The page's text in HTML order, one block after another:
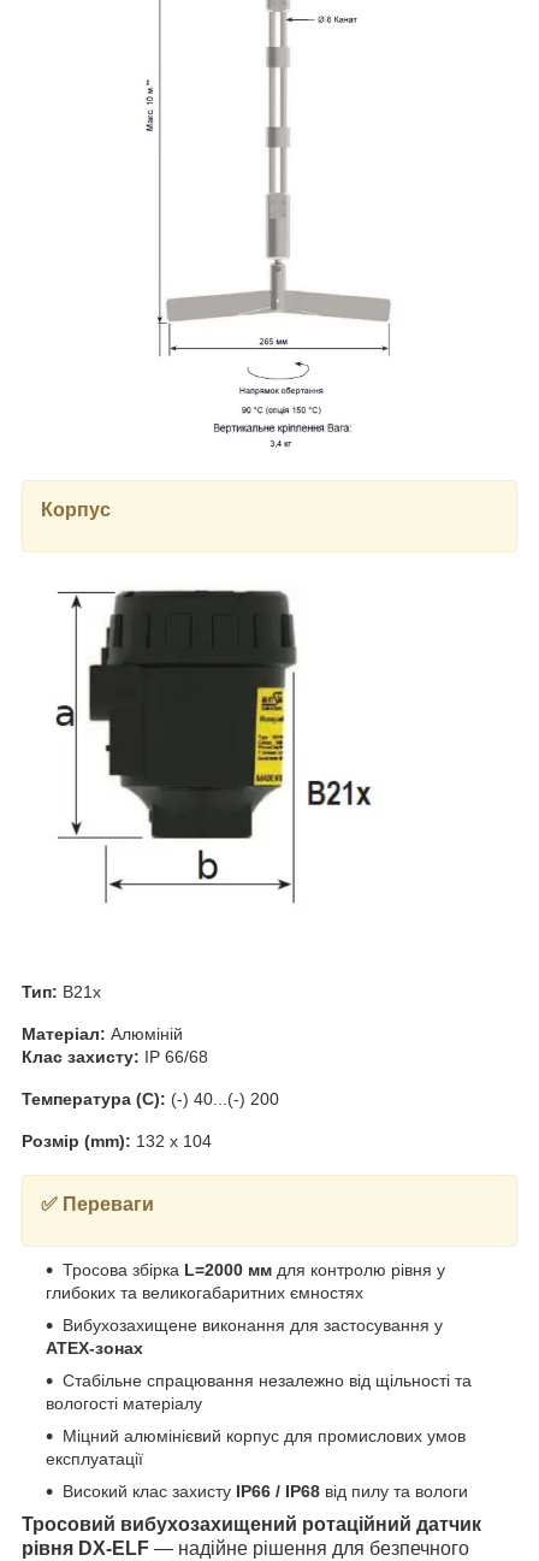
Корпус
Тип: B21x
Матеріал: Алюміній
Клас захисту: IP 66/68
Температура (C): (-) 40...(-) 200
Розмір (mm): 132 x 104
✅ Переваги
Тросова збірка L=2000 мм для контролю рівня у
глибоких та великогабаритних ємностях
Вибухозахищене виконання для застосування у
ATEX-зонах
Стабільне спрацювання незалежно від щільності та
вологості матеріалу
Міцний алюмінієвий корпус для промислових умов
експлуатації
Високий клас захисту IP66 / IP68 від пилу та вологи
Тросовий вибухозахищений ротаційний датчик
рівня DX-ELF — надійне рішення для безпечного